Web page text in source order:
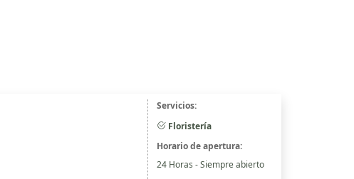
Servicios:
Floristería
Horario de apertura:
24 Horas - Siempre abierto